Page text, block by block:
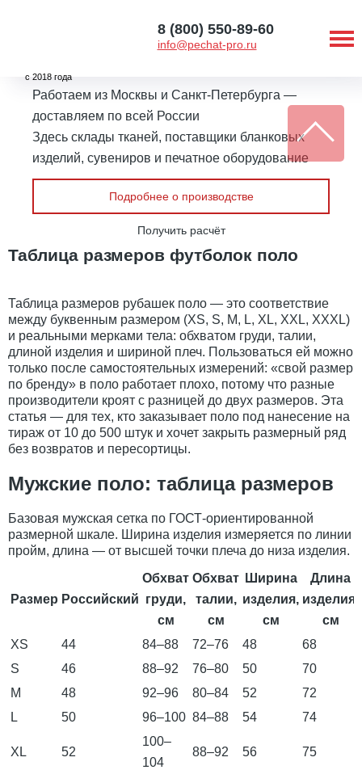
с 2018 года
info@pechat-pro.ru
8 (800) 550-89-60
Работаем из Москвы и Санкт-Петербурга —
доставляем по всей России
Здесь склады тканей, поставщики бланковых
изделий, сувениров и печатное оборудование
Подробнее о производстве
Получить расчёт
Таблица размеров футболок поло
Таблица размеров рубашек поло — это соответствие
между буквенным размером (XS, S, M, L, XL, XXL, XXXL)
и реальными мерками тела: обхватом груди, талии,
длиной изделия и шириной плеч. Пользоваться ей можно
только после самостоятельных измерений: «свой размер
по бренду» в поло работает плохо, потому что разные
производители кроят с разницей до двух размеров. Эта
статья — для тех, кто заказывает поло под нанесение на
тираж от 10 до 500 штук и хочет закрыть размерный ряд
без возвратов и пересортицы.
Мужские поло: таблица размеров
Базовая мужская сетка по ГОСТ-ориентированной
размерной шкале. Ширина изделия измеряется по линии
пройм, длина — от высшей точки плеча до низа изделия.
Размер Российский
Обхват
груди,
см
Обхват
талии,
см
Ширина
изделия,
см
Длина
изделия,
см
XS
44 84–88 72–76 48
68
S
46 88–92 76–80 50
70
M
48 92–96 80–84 52
72
L
50 96–100 84–88 54 74
XL 52
100–
104
88–92 56 75